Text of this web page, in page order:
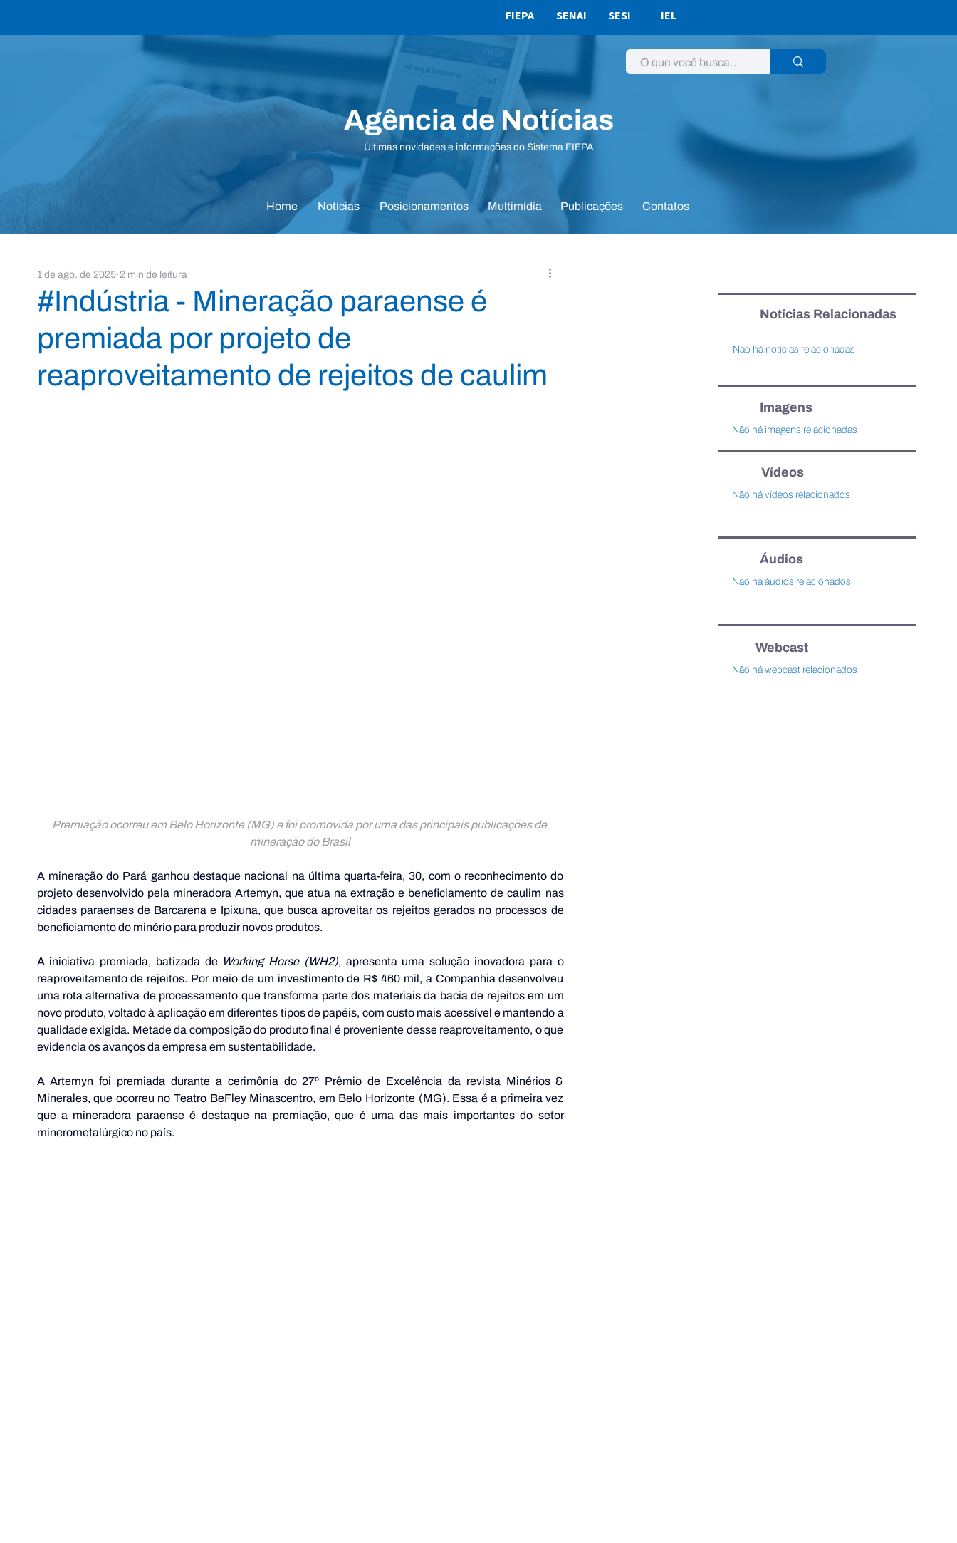
FIEPA SENAI SESI IEL
Agência de Notícias
Últimas novidades e informações do Sistema FIEPA
Home Notícias Posicionamentos Multimídia Publicações Contatos
#Indústria - Mineração paraense é
premiada por projeto de
reaproveitamento de rejeitos de caulim
1 de ago. de 2025 2 min de leitura
Premiação ocorreu em Belo Horizonte (MG) e foi promovida por uma das principais publicações de
mineração do Brasil
A mineração do Pará ganhou destaque nacional na última quarta-feira, 30, com o reconhecimento do
projeto desenvolvido pela mineradora Artemyn, que atua na extração e beneficiamento de caulim nas
cidades paraenses de Barcarena e Ipixuna, que busca aproveitar os rejeitos gerados no processos de
beneficiamento do minério para produzir novos produtos.
A iniciativa premiada, batizada de Working Horse (WH2), apresenta uma solução inovadora para o
reaproveitamento de rejeitos. Por meio de um investimento de R$ 460 mil, a Companhia desenvolveu
uma rota alternativa de processamento que transforma parte dos materiais da bacia de rejeitos em um
novo produto, voltado à aplicação em diferentes tipos de papéis, com custo mais acessível e mantendo a
qualidade exigida. Metade da composição do produto final é proveniente desse reaproveitamento, o que
evidencia os avanços da empresa em sustentabilidade.
A Artemyn foi premiada durante a cerimônia do 27º Prêmio de Excelência da revista Minérios &
Minerales, que ocorreu no Teatro BeFley Minascentro, em Belo Horizonte (MG). Essa é a primeira vez
que a mineradora paraense é destaque na premiação, que é uma das mais importantes do setor
minerometalúrgico no país.
Notícias Relacionadas
Não há notícias relacionadas
Imagens
Não há imagens relacionadas
Vídeos
Não há vídeos relacionados
Áudios
Não há áudios relacionados
Webcast
Não há webcast relacionados